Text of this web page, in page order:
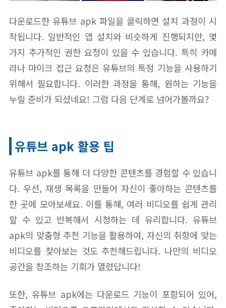
다운로드한 유튜브 apk 파일을 클릭하면 설치 과정이 시
작됩니다. 일반적인 앱 설치와 비슷하게 진행되지만, 몇
가지 추가적인 권한 요청이 있을 수 있습니다. 특히 카메
라나 마이크 접근 요청은 유튜브의 특정 기능을 사용하기
위해서 필요합니다. 이러한 과정을 통해, 원하는 기능을
누릴 준비가 되셨네요! 그럼 다음 단계로 넘어가볼까요?
유튜브 apk 활용 팁
유튜브 apk를 통해 더 다양한 콘텐츠를 경험할 수 있습니
다. 우선, 재생 목록을 만들어 자신이 좋아하는 콘텐츠를
한 곳에 모아보세요. 이를 통해, 여러 비디오를 쉽게 관리
할 수 있고 반복해서 시청하는 데 유리합니다. 유튜브
apk의 맞춤형 추천 기능을 활용하여, 자신의 취향에 맞는
비디오를 찾아보는 것도 추천해드립니다. 나만의 비디오
공간을 창조하는 기회가 열렸답니다!
또한, 유튜브 apk에는 다운로드 기능이 포함되어 있어,